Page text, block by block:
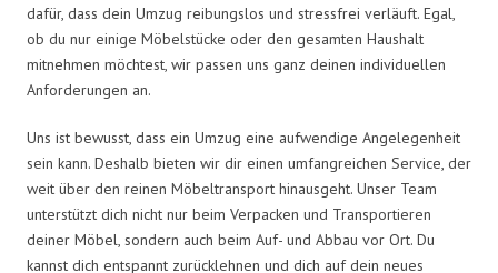
dafür, dass dein Umzug reibungslos und stressfrei verläuft. Egal,
ob du nur einige Möbelstücke oder den gesamten Haushalt
mitnehmen möchtest, wir passen uns ganz deinen individuellen
Anforderungen an.
Uns ist bewusst, dass ein Umzug eine aufwendige Angelegenheit
sein kann. Deshalb bieten wir dir einen umfangreichen Service, der
weit über den reinen Möbeltransport hinausgeht. Unser Team
unterstützt dich nicht nur beim Verpacken und Transportieren
deiner Möbel, sondern auch beim Auf- und Abbau vor Ort. Du
kannst dich entspannt zurücklehnen und dich auf dein neues